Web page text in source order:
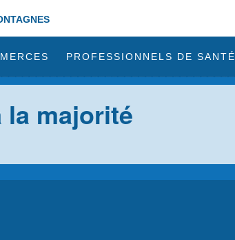
PROFESSIONNELS DE SANTÉ
la majorité